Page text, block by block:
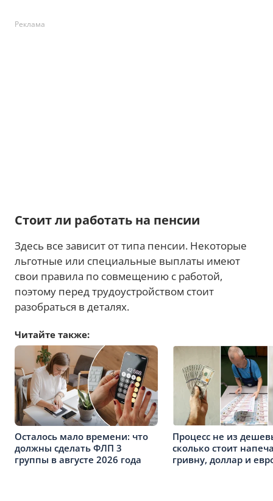
Реклама
Стоит ли работать на пенсии
Здесь все зависит от типа пенсии. Некоторые
льготные или специальные выплаты имеют
свои правила по совмещению с работой,
поэтому перед трудоустройством стоит
разобраться в деталях.
Читайте также:
Осталось мало времени: что
должны сделать ФЛП 3
группы в августе 2026 года
Процесс не из
сколько стоит
гривну, доллар и